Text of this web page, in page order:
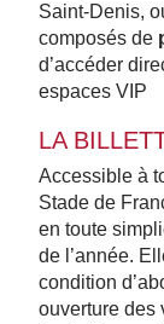
Saint-Denis,
composés de
d’accéder
espaces VIP
LA
Accessible à
Stade de
en toute
de l’année.
condition
ouverture des